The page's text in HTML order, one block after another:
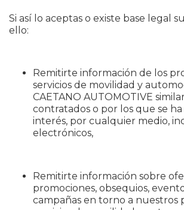
Si así lo aceptas o existe base legal
ello:
Remitirte información de los
servicios de movilidad y
CAETANO AUTOMOTIVE
contratados o por los que se
interés, por cualquier medio,
electrónicos,
Remitirte información sobre
promociones, obsequios,
campañas en torno a nuestros